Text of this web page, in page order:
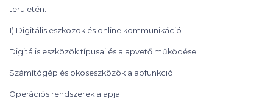
területén.
1) Digitális eszközök és online kommunikáció
Digitális eszközök típusai és alapvető működése
Számítógép és okoseszközök alapfunkciói
Operációs rendszerek alapjai